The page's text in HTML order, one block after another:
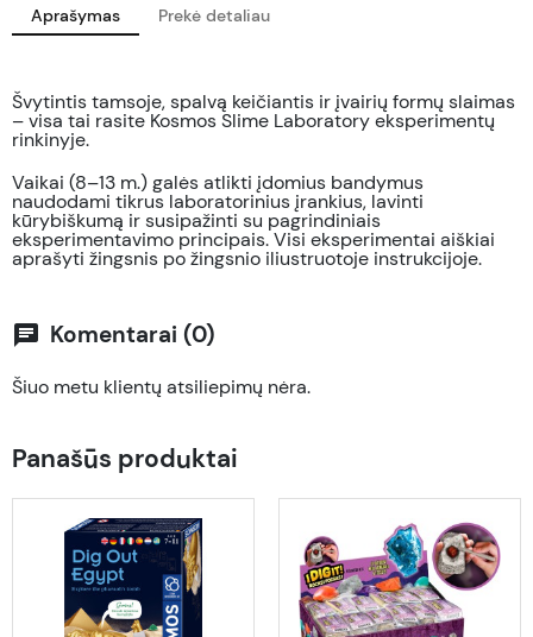
Aprašymas Prekė detaliau
Švytintis tamsoje, spalvą keičiantis ir įvairių formų slaimas
– visa tai rasite Kosmos Slime Laboratory eksperimentų
rinkinyje.
Vaikai (8–13 m.) galės atlikti įdomius bandymus
naudodami tikrus laboratorinius įrankius, lavinti
kūrybiškumą ir susipažinti su pagrindiniais
eksperimentavimo principais. Visi eksperimentai aiškiai
aprašyti žingsnis po žingsnio iliustruotoje instrukcijoje.
chat Komentarai (0)
Šiuo metu klientų atsiliepimų nėra.
Panašūs produktai